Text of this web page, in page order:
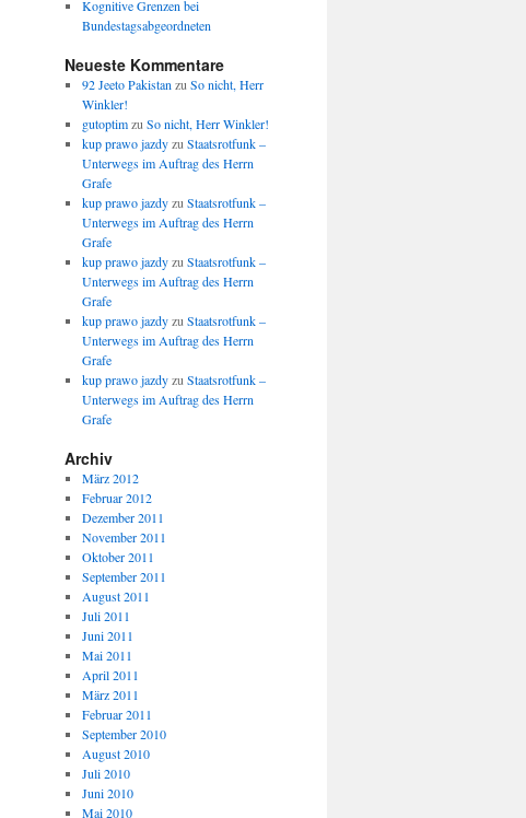
Kognitive Grenzen bei
Bundestagsabgeordneten
Neueste Kommentare
92 Jeeto Pakistan zu So nicht, Herr
Winkler!
gutoptimzu So nicht, Herr Winkler!
kup prawo jazdyzu Staatsrotfunk –
Unterwegs im Auftrag des Herrn
Grafe
kup prawo jazdyzu Staatsrotfunk –
Unterwegs im Auftrag des Herrn
Grafe
kup prawo jazdyzu Staatsrotfunk –
Unterwegs im Auftrag des Herrn
Grafe
kup prawo jazdyzu Staatsrotfunk –
Unterwegs im Auftrag des Herrn
Grafe
kup prawo jazdyzu Staatsrotfunk –
Unterwegs im Auftrag des Herrn
Grafe
Archiv
März 2012
Februar 2012
Dezember 2011
November 2011
Oktober 2011
September 2011
August 2011
Juli 2011
Juni 2011
Mai 2011
April 2011
März 2011
Februar 2011
September 2010
August 2010
Juli 2010
Juni 2010
Mai 2010